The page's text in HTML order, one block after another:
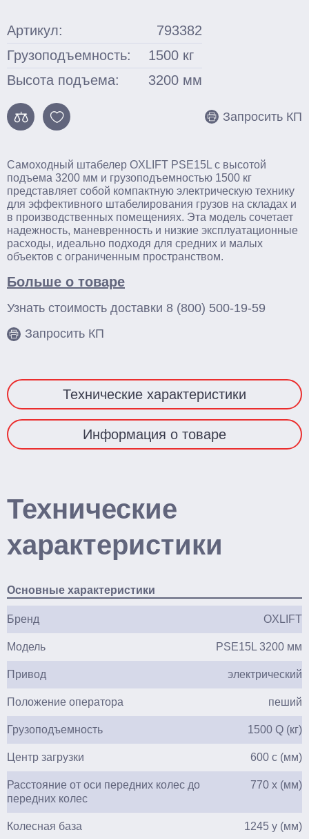
Артикул:
793382
Грузоподъемность:
1500 кг
Высота подъема:
3200 мм
Запросить КП
Самоходный штабелер OXLIFT PSE15L с высотой
подъема 3200 мм и грузоподъемностью 1500 кг
представляет собой компактную электрическую технику
для эффективного штабелирования грузов на складах и
в производственных помещениях. Эта модель сочетает
надежность, маневренность и низкие эксплуатационные
расходы, идеально подходя для средних и малых
объектов с ограниченным пространством.​
Больше о товаре
Узнать стоимость доставки 8 (800) 500-19-59
Запросить КП
Технические характеристики
Информация о товаре
Технические
характеристики
Основные характеристики
Бренд OXLIFT
Модель PSE15L 3200 мм
Привод электрический
Положение оператора пеший
Грузоподъемность 1500 Q (кг)
Центр загрузки 600 c (мм)
Расстояние от оси передних колес до
передних колес
770 x (мм)
Колесная база 1245 y (мм)
Гидравлические
С электроподъемом
Стационарные
Поломоечные машины
Толкаемого типа
Грузоподъемное оборудование
Тали ручные
Тельферы
Смотреть весь каталог